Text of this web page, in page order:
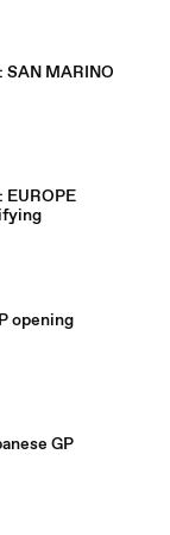
SAN MARINO
EUROPE
opening
GP